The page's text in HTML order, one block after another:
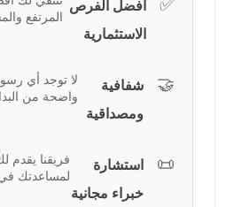
✅
أفضل الفرص
الاستثمارية
المرتفع
🤝
شفافية
ومصداقية
لا توجد أي
واضحة من
📜
استشارة
خبراء مجانية
فريقنا يقدم
لمساعدتك في